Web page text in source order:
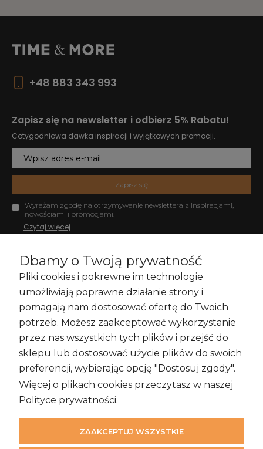
+48 883 343 993
Zapisz się na newsletter i odbierz 5% Rabatu!
Cotygodniowa dawka inspiracji i wyjątkowych promocji.
Zapisz się
Wyrażam zgodę na otrzymywanie newslettera z inspiracjami,
nowościami i promocjami.
Czytaj więcej
Zakupy i Zwroty
Informacje
Moje konto
Dbamy o Twoją prywatność
Pliki cookies i pokrewne im technologie
umożliwiają poprawne działanie strony i
pomagają nam dostosować ofertę do Twoich
potrzeb. Możesz zaakceptować wykorzystanie
przez nas wszystkich tych plików i przejść do
sklepu lub dostosować użycie plików do swoich
preferencji, wybierając opcję "Dostosuj zgody".
Więcej o plikach cookies przeczytasz w naszej
Polityce prywatności.
ZAAKCEPTUJ WSZYSTKIE